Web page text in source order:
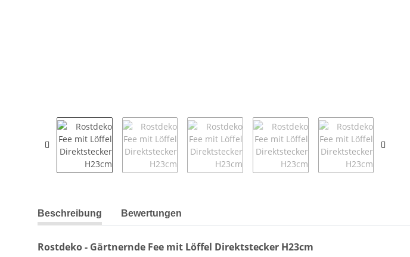
weitere Registerkarten anzeigen
Beschreibung Bewertungen
Rostdeko - Gärtnernde Fee mit Löffel Direktstecker H23cm